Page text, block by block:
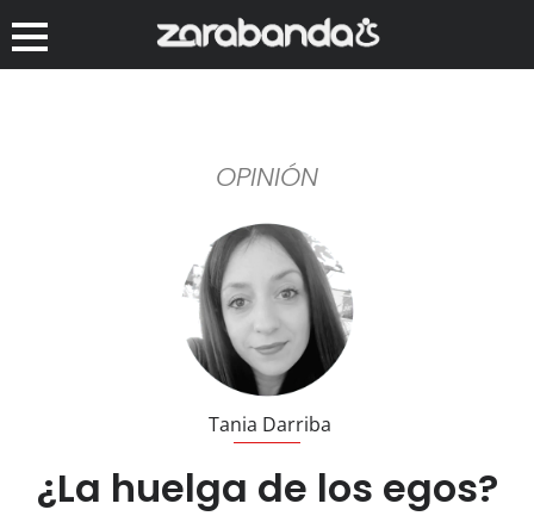
OPINIÓN
Tania Darriba
¿La huelga de los egos?